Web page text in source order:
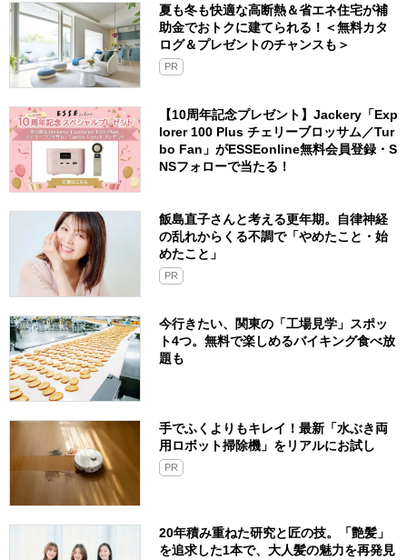
夏も冬も快適な高断熱＆省エネ住宅が補
助金でおトクに建てられる！＜無料カタ
ログ＆プレゼントのチャンスも＞
PR
【10周年記念プレゼント】Jackery「Exp
lorer 100 Plus チェリーブロッサム／Tur
bo Fan」がESSEonline無料会員登録・S
NSフォローで当たる！
飯島直子さんと考える更年期。自律神経
の乱れからくる不調で「やめたこと・始
めたこと」
PR
今行きたい、関東の「工場見学」スポッ
ト4つ。無料で楽しめるバイキング食べ放
題も
手でふくよりもキレイ！最新「水ぶき両
用ロボット掃除機」をリアルにお試し
PR
20年積み重ねた研究と匠の技。「艶髪」
を追求した1本で、大人髪の魅力を再発見